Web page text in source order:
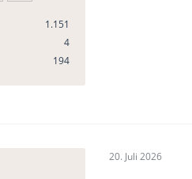
1.151
4
194
20. Juli 2026